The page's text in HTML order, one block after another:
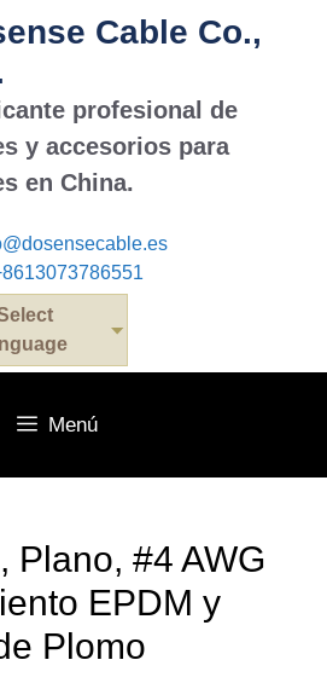
Cable Co.,
profesional de
y accesorios para
en China.
Menú
Plano, #4 AWG
EPDM y
Plomo